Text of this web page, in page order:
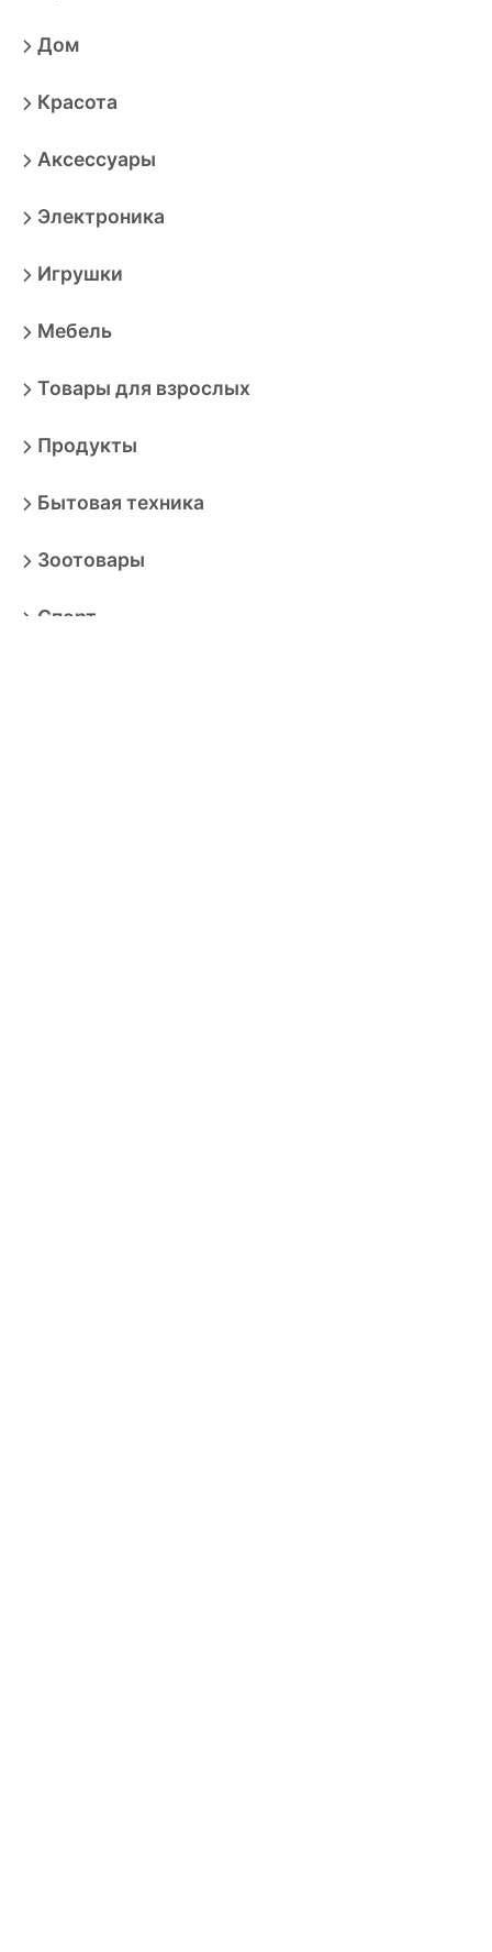
Дом
Красота
Аксессуары
Электроника
Игрушки
Мебель
Товары для взрослых
Продукты
Бытовая техника
Зоотовары
Спорт